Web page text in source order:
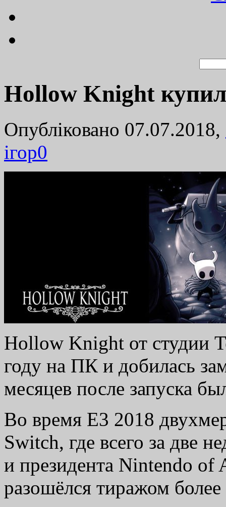
Hollow Knight
Опубліковано 07.07.2018,
ігор0
Hollow Knight от студии
году на ПК и добилась
месяцев после запуска
Во время E3 2018
Switch, где всего за две
и президента Nintendo
разошёлся тиражом